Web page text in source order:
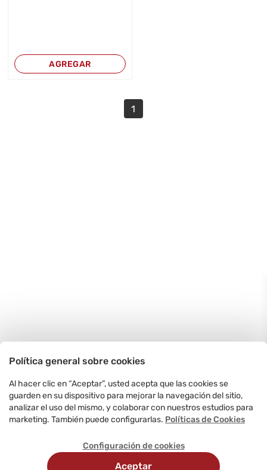
AGREGAR
1
Política general sobre cookies
Al hacer clic en “Aceptar”, usted acepta que las cookies se
guarden en su dispositivo para mejorar la navegación del sitio,
analizar el uso del mismo, y colaborar con nuestros estudios para
marketing. También puede configurarlas. Políticas de Cookies
Configuración de cookies
Aceptar